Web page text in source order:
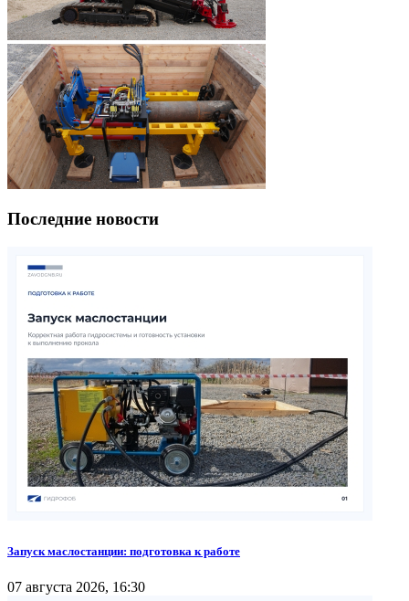
Последние новости
Запуск маслостанции: подготовка к работе
07 августа 2026, 16:30